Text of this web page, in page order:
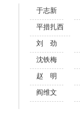
于志新
平措扎西
刘 劲
沈铁梅
赵 明
阎维文